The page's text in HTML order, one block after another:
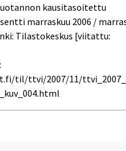
kausitasoitettu
marraskuu 2006 /
Tilastokeskus [viitattu:
til/ttvi/2007/11/